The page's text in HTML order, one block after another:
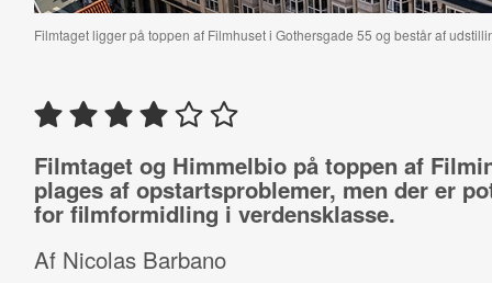
Filmtaget ligger på toppen af Filmhuset i Gothersgade 55 og består af
Filmtaget og Himmelbio på toppen af
plages af opstartsproblemer, men der er
for filmformidling i verdensklasse.
Af Nicolas Barbano